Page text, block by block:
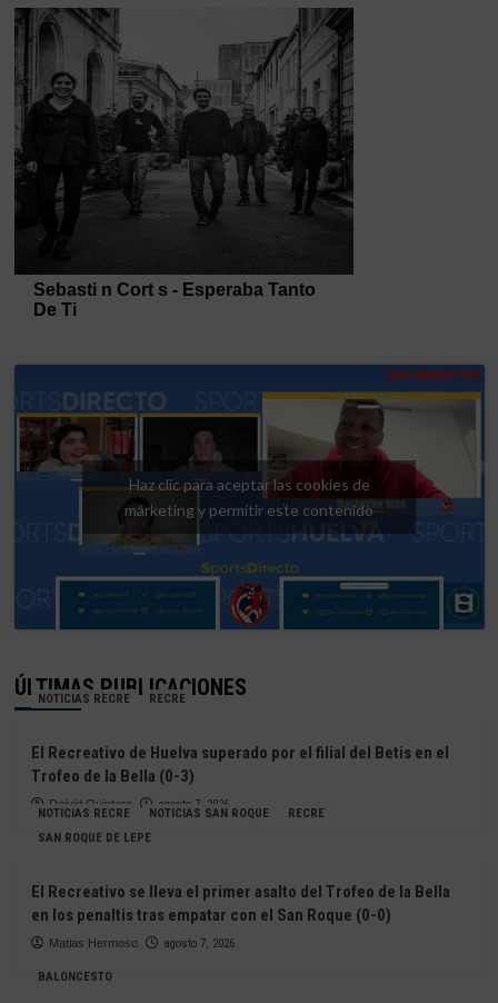
Haz clic para aceptar las cookies de
márketing y permitir este contenido
ÚLTIMAS PUBLICACIONES
NOTICIAS RECRE RECRE
El Recreativo de Huelva superado por el filial del Betis en el
Trofeo de la Bella (0-3)
Deivid Quintero agosto 7, 2026
NOTICIAS RECRE NOTICIAS SAN ROQUE
RECRE
SAN ROQUE DE LEPE
El Recreativo se lleva el primer asalto del Trofeo de la Bella
en los penaltis tras empatar con el San Roque (0-0)
Matias Hermoso agosto 7, 2026
BALONCESTO